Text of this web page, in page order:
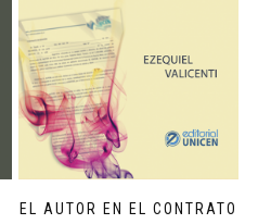
EL AUTOR EN EL CONTRATO